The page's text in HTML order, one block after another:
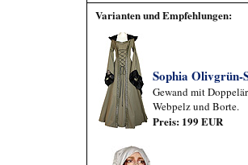
Varianten und Empfehlungen:
Sophia Olivgrün-
Gewand mit
Webpelz und Borte.
Preis: 199 EUR